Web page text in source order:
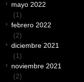
mayo 2022
(1)
febrero 2022
(2)
diciembre 2021
(1)
noviembre 2021
(2)